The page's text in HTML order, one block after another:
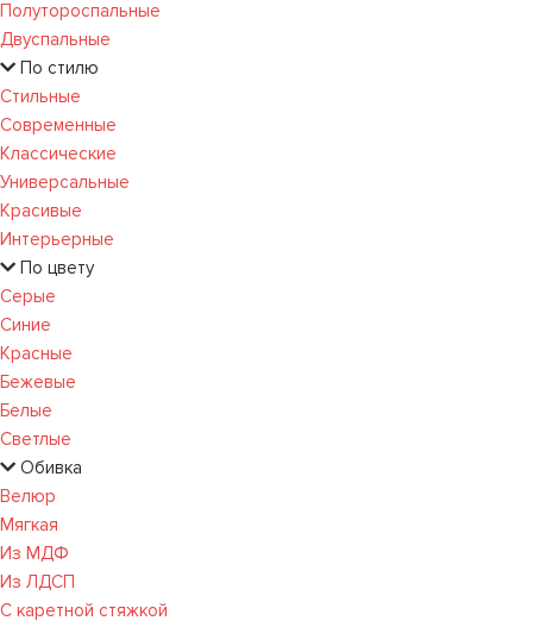
Полутороспальные
Двуспальные
По стилю
Стильные
Современные
Классические
Универсальные
Красивые
Интерьерные
По цвету
Серые
Синие
Красные
Бежевые
Белые
Светлые
Обивка
Велюр
Мягкая
Из МДФ
Из ЛДСП
С каретной стяжкой